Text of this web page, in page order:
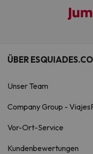
ÜBER
Unser Team
Company Group -
Vor-Ort-Service
Kundenbewertungen